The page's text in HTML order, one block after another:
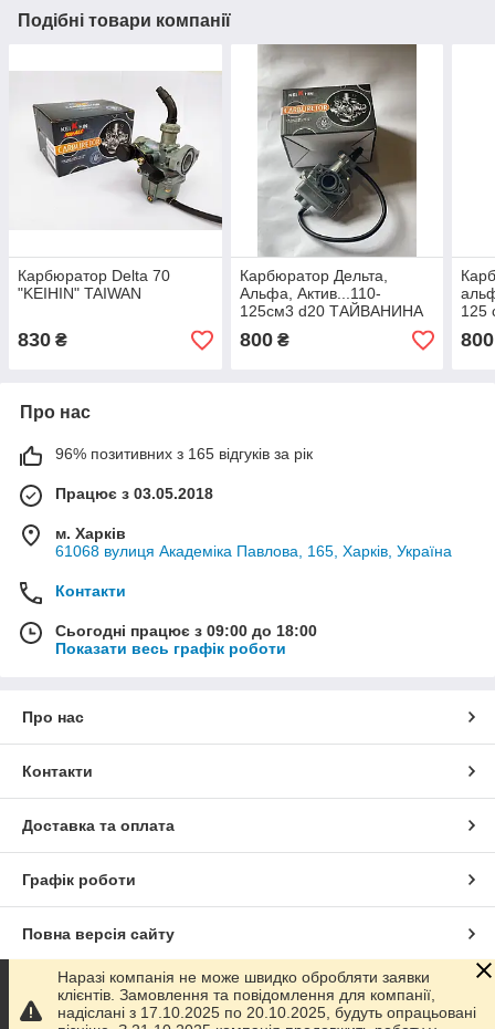
Подібні товари компанії
Карбюратор Delta 70
"KEIHIN" TAIWAN
830 ₴
Карбюратор Дельта,
Альфа, Актив...110-
125см3 d20 ТАЙВАНИНА
800₴
125
під
800
Про нас
96% позитивних з 165 відгуків за рік
Працює з 03.05.2018
м. Харків
61068 вулиця Академіка Павлова, 165, Харків, Україна
Контакти
Сьогодні працює з 09:00 до 18:00
Показати весь графік роботи
Про нас
Контакти
Доставка та оплата
Графік роботи
Повна версія сайту
Сайт створено на маркетплейсіProm.ua
Наразі компанія не може швидко обробляти заявки
клієнтів. Замовлення та повідомлення для компанії,
надіслані з 17.10.2025 по 20.10.2025, будуть опрацьовані